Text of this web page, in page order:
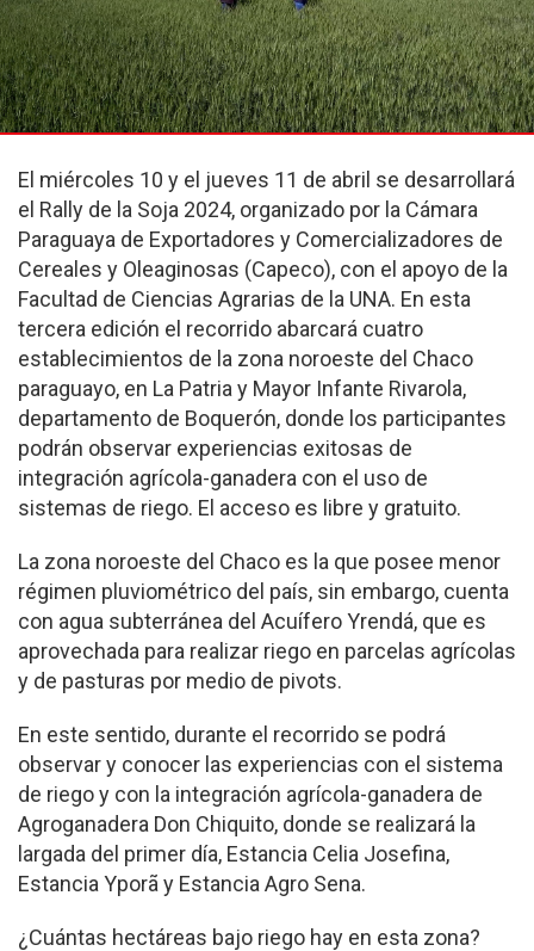
El miércoles 10 y el jueves 11 de abril se desarrollará
el Rally de la Soja 2024, organizado por la Cámara
Paraguaya de Exportadores y Comercializadores de
Cereales y Oleaginosas (Capeco), con el apoyo de la
Facultad de Ciencias Agrarias de la UNA. En esta
tercera edición el recorrido abarcará cuatro
establecimientos de la zona noroeste del Chaco
paraguayo, en La Patria y Mayor Infante Rivarola,
departamento de Boquerón, donde los participantes
podrán observar experiencias exitosas de
integración agrícola-ganadera con el uso de
sistemas de riego. El acceso es libre y gratuito.
La zona noroeste del Chaco es la que posee menor
régimen pluviométrico del país, sin embargo, cuenta
con agua subterránea del Acuífero Yrendá, que es
aprovechada para realizar riego en parcelas agrícolas
y de pasturas por medio de pivots.
En este sentido, durante el recorrido se podrá
observar y conocer las experiencias con el sistema
de riego y con la integración agrícola-ganadera de
Agroganadera Don Chiquito, donde se realizará la
largada del primer día, Estancia Celia Josefina,
Estancia Yporã y Estancia Agro Sena.
¿Cuántas hectáreas bajo riego hay en esta zona?